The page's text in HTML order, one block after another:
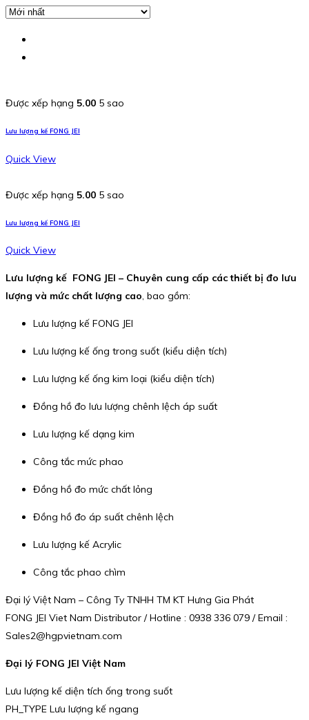
Được xếp hạng 5.00 5 sao
Lưu lượng kế FONG JEI
Quick View
Được xếp hạng 5.00 5 sao
Lưu lượng kế FONG JEI
Quick View
Lưu lượng kế FONG JEI – Chuyên cung cấp các thiết bị đo lưu
lượng và mức chất lượng cao, bao gồm:
Lưu lượng kế FONG JEI
Lưu lượng kế ống trong suốt (kiểu diện tích)
Lưu lượng kế ống kim loại (kiểu diện tích)
Đồng hồ đo lưu lượng chênh lệch áp suất
Lưu lượng kế dạng kim
Công tắc mức phao
Đồng hồ đo mức chất lỏng
Đồng hồ đo áp suất chênh lệch
Lưu lượng kế Acrylic
Công tắc phao chìm
Đại lý Việt Nam – Công Ty TNHH TM KT Hưng Gia Phát
FONG JEI Viet Nam Distributor / Hotline : 0938 336 079 / Email :
Sales2@hgpvietnam.com
Đại lý FONG JEI Việt Nam
Lưu lượng kế diện tích ống trong suốt
PH_TYPE Lưu lượng kế ngang